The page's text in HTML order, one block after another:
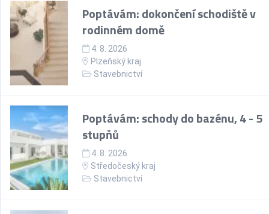
Poptávám: dokončení schodiště v
rodinném domě
4. 8. 2026
Plzeňský kraj
Stavebnictví
Poptávám: schody do bazénu, 4 - 5
stupňů
4. 8. 2026
Středočeský kraj
Stavebnictví